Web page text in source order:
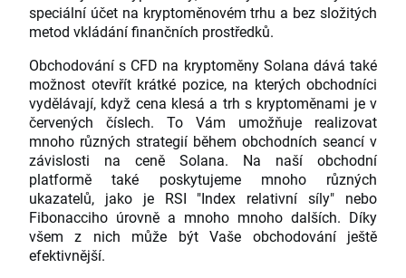
speciální účet na kryptoměnovém trhu a bez složitých
metod vkládání finančních prostředků.
Obchodování s CFD na kryptoměny Solana dává také
možnost otevřít krátké pozice, na kterých obchodníci
vydělávají, když cena klesá a trh s kryptoměnami je v
červených číslech. To Vám umožňuje realizovat
mnoho různých strategií během obchodních seancí v
závislosti na ceně Solana. Na naší obchodní
platformě také poskytujeme mnoho různých
ukazatelů, jako je RSI "Index relativní síly" nebo
Fibonacciho úrovně a mnoho mnoho dalších. Díky
všem z nich může být Vaše obchodování ještě
efektivnější.